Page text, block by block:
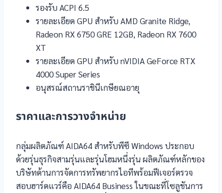
รองรับ ACPI 6.5
รายละเอียด GPU สำหรับ AMD Granite Ridge,
Radeon RX 6750 GRE 12GB, Radeon RX 7600
XT
รายละเอียด GPU สำหรับ nVIDIA GeForce RTX
4000 Super Series
อนุสรณ์สถานราชินีเกษียณอายุ
ราคาและการวางจำหน่าย
กลุ่มผลิตภัณฑ์ AIDA64 สำหรับพีซี Windows ประกอบ
ด้วยรุ่นธุรกิจสามรุ่นและรุ่นโฮมหนึ่งรุ่น ผลิตภัณฑ์หลักของ
บริษัทด้านการจัดการทรัพยากรไอทีพร้อมฟีเจอร์ตรวจ
สอบฮาร์ดแวร์คือ AIDA64 Business ในขณะที่โซลูชันการ